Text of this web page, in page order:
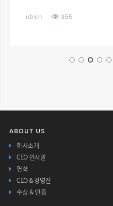
ubion 355
ABOUT US
회사소개
CEO 인사말
연혁
CEO & 경영진
수상 & 인증